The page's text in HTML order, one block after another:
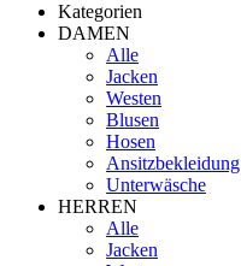
Kategorien
DAMEN
Alle
Jacken
Westen
Blusen
Hosen
Ansitzbekleidung
Unterwäsche
HERREN
Alle
Jacken